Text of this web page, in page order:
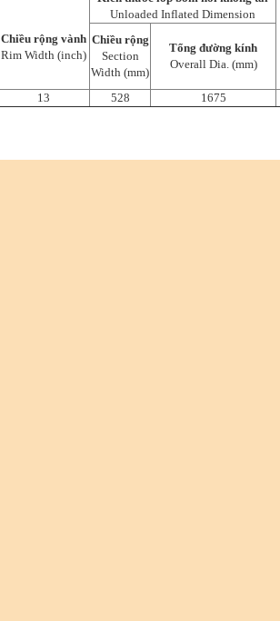
Chiều rộng vành
Rim Width (inch)
Unloaded Inflated Dimension
Chiều rộng
Section
Width (mm)
Tổng đường kính
Overall Dia. (mm)
13 528 1675